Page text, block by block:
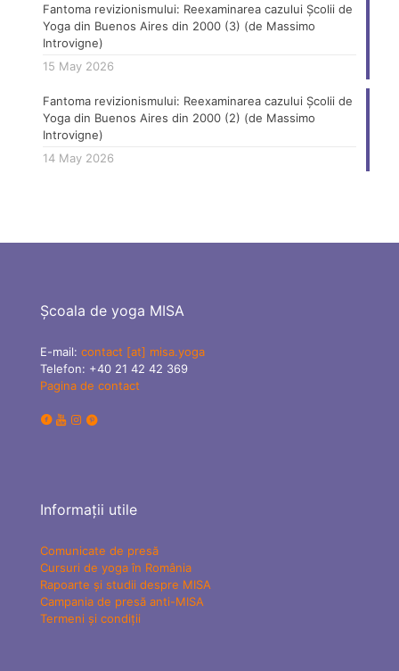
Fantoma revizionismului: Reexaminarea cazului Școlii de
Yoga din Buenos Aires din 2000 (3) (de Massimo
Introvigne)
15 May 2026
Fantoma revizionismului: Reexaminarea cazului Școlii de
Yoga din Buenos Aires din 2000 (2) (de Massimo
Introvigne)
14 May 2026
Școala de yoga MISA
E-mail: contact [at] misa.yoga
Telefon: +40 21 42 42 369
Pagina de contact
Informații utile
Comunicate de presă
Cursuri de yoga în România
Rapoarte și studii despre MISA
Campania de presă anti-MISA
Termeni și condiții